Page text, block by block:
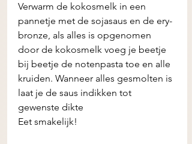
Verwarm de kokosmelk in een
pannetje met de sojasaus en de ery-
bronze, als alles is opgenomen
door de kokosmelk voeg je beetje
bij beetje de notenpasta toe en alle
kruiden. Wanneer alles gesmolten is
laat je de saus indikken tot
gewenste dikte
Eet smakelijk!